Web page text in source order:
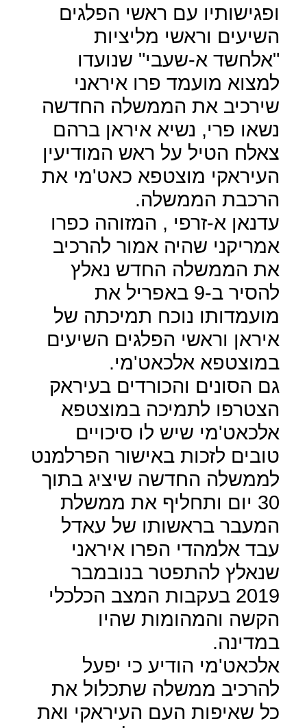
ופגישותיו עם ראשי הפלגים
השיעים וראשי מליציות
"אלחשד א-שעבי" שנועדו
למצוא מועמד פרו איראני
שירכיב את הממשלה החדשה
נשאו פרי, נשיא איראן ברהם
צאלח הטיל על ראש המודיעין
העיראקי מוצטפא כאט'מי את
הרכבת הממשלה.
עדנאן א-זרפי , המזוהה כפרו
אמריקני שהיה אמור להרכיב
את הממשלה החדש נאלץ
להסיר ב-9 באפריל את
מועמדותו נוכח תמיכתה של
איראן וראשי הפלגים השיעים
במוצטפא אלכאט'מי.
גם הסונים והכורדים בעיראק
הצטרפו לתמיכה במוצטפא
אלכאט'מי שיש לו סיכויים
טובים לזכות באישור הפרלמנט
לממשלה החדשה שיציג בתוך
30 יום ותחליף את ממשלת
המעבר בראשותו של עאדל
עבד אלמהדי הפרו איראני
שנאלץ להתפטר בנובמבר
2019 בעקבות המצב הכלכלי
הקשה והמהומות שהיו
במדינה.
אלכאט'מי הודיע כי יפעל
להרכיב ממשלה שתכלול את
כל שאיפות העם העיראקי ואת